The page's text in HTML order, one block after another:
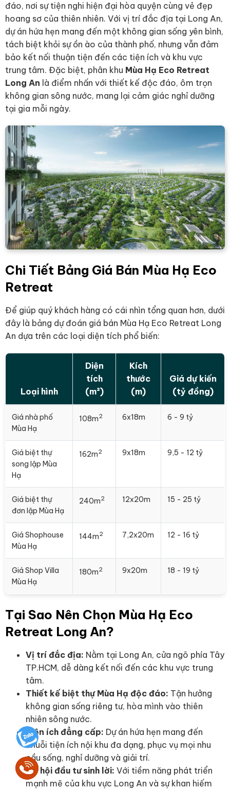
đáo, nơi sự tiện nghi hiện đại hòa quyện cùng vẻ đẹp
hoang sơ của thiên nhiên. Với vị trí đắc địa tại Long An,
dự án hứa hẹn mang đến một không gian sống yên bình,
tách biệt khỏi sự ồn ào của thành phố, nhưng vẫn đảm
bảo kết nối thuận tiện đến các tiện ích và khu vực
trung tâm. Đặc biệt, phân khu Mùa Hạ Eco Retreat
Long An là điểm nhấn với thiết kế độc đáo, ôm trọn
không gian sông nước, mang lại cảm giác nghỉ dưỡng
tại gia mỗi ngày.
Chi Tiết Bảng Giá Bán Mùa Hạ Eco
Retreat
Để giúp quý khách hàng có cái nhìn tổng quan hơn, dưới
đây là bảng dự đoán giá bán Mùa Hạ Eco Retreat Long
An dựa trên các loại diện tích phổ biến:
Loại hình
Diện
tích
(m²)
Kích
thước
(m)
Giá dự kiến
(tỷ đồng)
Giá nhà phố
Mùa Hạ
108m2 6x18m 6 - 9 tỷ
Giá biệt thự
song lập Mùa
Hạ
162m2 9x18m 9,5 - 12 tỷ
Giá biệt thự
đơn lập Mùa Hạ
240m2 12x20m 15 - 25 tỷ
Giá Shophouse
Mùa Hạ
144m2 7,2x20m 12 - 16 tỷ
Giá Shop Villa
Mùa Hạ
180m2 9x20m 18 - 19 tỷ
Tại Sao Nên Chọn Mùa Hạ Eco
Retreat Long An?
Vị trí đắc địa: Nằm tại Long An, cửa ngõ phía Tây
TP.HCM, dễ dàng kết nối đến các khu vực trung
tâm.
Thiết kế biệt thự Mùa Hạ độc đáo: Tận hưởng
không gian sống riêng tư, hòa mình vào thiên
nhiên sông nước.
Tiện ích đẳng cấp: Dự án hứa hẹn mang đến
chuỗi tiện ích nội khu đa dạng, phục vụ mọi nhu
cầu sống, nghỉ dưỡng và giải trí.
Cơ hội đầu tư sinh lời: Với tiềm năng phát triển
mạnh mẽ của khu vực Long An và sự khan hiếm